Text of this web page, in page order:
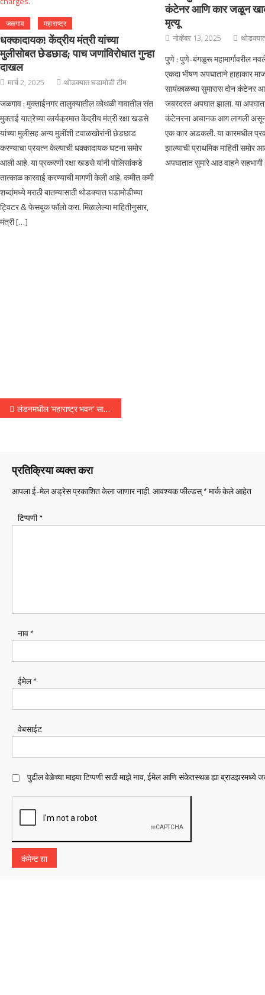
जळगाव महाराष्ट्र
धक्कादायक! केंद्रीय मंत्री यांच्या
मुलीसोबत छेडछाड; पाच जणांविरोधात गुन्हा
दाखल
मार्च 2, 2025 थोडक्यात घडामोडी टीम
जळगाव : मुक्ताईनगर तालुक्यातील कोथळी गावातील संत
मुक्ताई यात्रेच्या कार्यक्रमात केंद्रीय मंत्री रक्षा खडसे
यांच्या मुलीसह अन्य मुलींशी टवाळखोरांनी छेडछाड
करण्याचा प्रयत्न केल्याची धक्कादायक घटना समोर
आली आहे. या प्रकरणी रक्षा खडसे यांनी पोलिसांकडे
तात्काळ कारवाई करण्याची मागणी केली आहे. कमीत कमी
शब्दांमध्ये मराठी बातम्यासाठी थोडक्यात घडामोडीच्या
ट्विटर & फेसबुक फॉलो करा. मिळालेल्या माहितीनुसार,
मंत्री […]
कंटेनर आणि कार जळून
मृत्यू
नोव्हेंबर 13, 2025
पुणे : पुणे-बंगळुरू महामार्गावरील
एकदा भीषण अपघाताने हाहाकार
सायंकाळच्या सुमारास दोन कंटेनर
जबरदस्त अपघात झाला. या
कंटेनरना अचानक आग लागली असून
एक कार अडकली. या कारमधील
झाल्याची प्राथमिक माहिती समोर
अपघातात सुमारे आठ वाहने
पोस्टचे नॅव्हिगेशन
लंडनमधील ‘महाराष्ट्र भवन’ साठी ५ कोटींचा निधी – उपमुख्यमंत्री अजित पवार
प्रतिक्रिया व्यक्त करा
आपला ई-मेल अड्रेस प्रकाशित केला जाणार नाही.आवश्यक फील्डस्*मार्क केले आहेत
टिप्पणी*
नाव*
ईमेल*
वेबसाईट
पुढील वेळेच्या माझ्या टिप्पणी साठी माझे नाव, ईमेल आणि संकेतस्थळ ह्या ब्राउझरमध्ये